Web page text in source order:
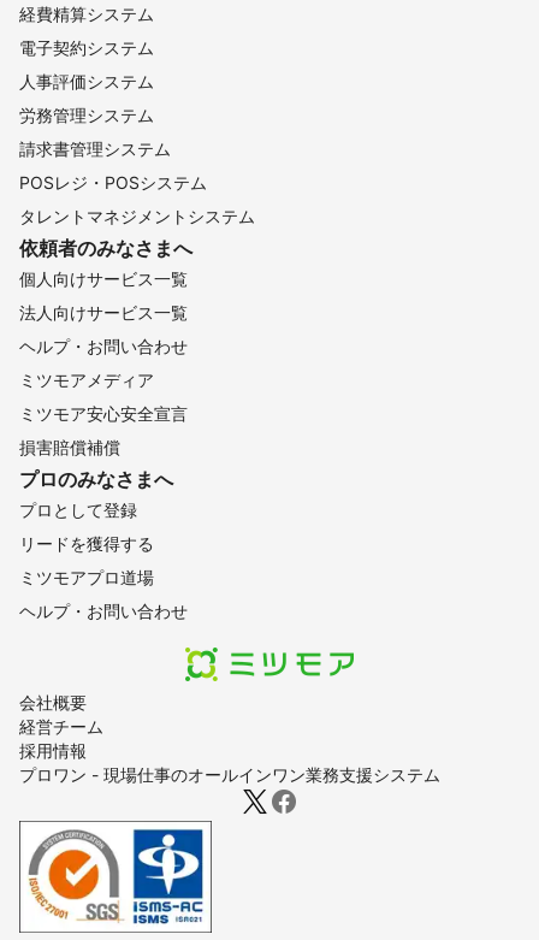
会社概要
経営チーム
採用情報
プロワン - 現場仕事のオールインワン業務支援システム
経費精算システム
電子契約システム
人事評価システム
労務管理システム
請求書管理システム
POSレジ・POSシステム
タレントマネジメントシステム
依頼者のみなさまへ
個人向けサービス一覧
法人向けサービス一覧
ヘルプ・お問い合わせ
ミツモアメディア
ミツモア安心安全宣言
損害賠償補償
プロのみなさまへ
プロとして登録
リードを獲得する
ミツモアプロ道場
ヘルプ・お問い合わせ